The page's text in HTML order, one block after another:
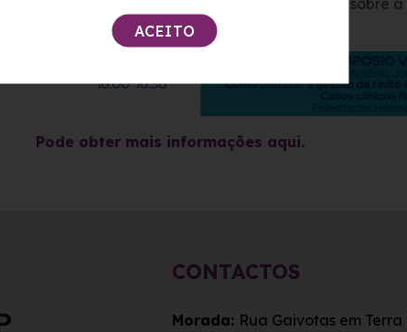
ACEITO
Salienta-se de interesse um Mini-Simposium sobre
de Outubro
Pode obter mais informações aqui.
CONTACTOS
Morada: Rua Gaivotas em Terra